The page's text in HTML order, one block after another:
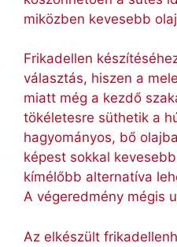
miközben kevesebb
Frikadellen
választás, hiszen a
miatt még a kezdő
tökéletesre süthetik a
hagyományos, bő
képest sokkal
kímélőbb alternatíva
A végeredmény mégis
Az elkészült